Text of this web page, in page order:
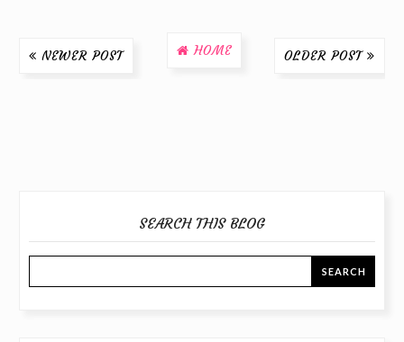
NEWER POST OLDER POST
HOME
SEARCH THIS BLOG